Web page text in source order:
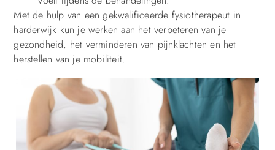
Met de hulp van een gekwalificeerde fysiotherapeut in
harderwijk kun je werken aan het verbeteren van je
gezondheid, het verminderen van pijnklachten en het
herstellen van je mobiliteit.